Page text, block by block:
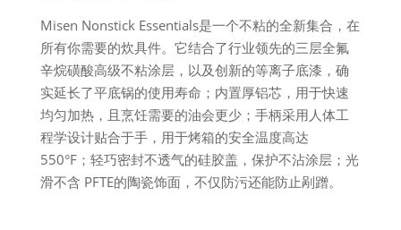
Misen Nonstick Essentials是一个不粘的全新集合，在
所有你需要的炊具件。它结合了行业领先的三层全氟
辛烷磺酸高级不粘涂层，以及创新的等离子底漆，确
实延长了平底锅的使用寿命；内置厚铝芯，用于快速
均匀加热，且烹饪需要的油会更少；手柄采用人体工
程学设计贴合于手，用于烤箱的安全温度高达
550°F；轻巧密封不透气的硅胶盖，保护不沾涂层；光
滑不含 PFTE的陶瓷饰面，不仅防污还能防止剐蹭。